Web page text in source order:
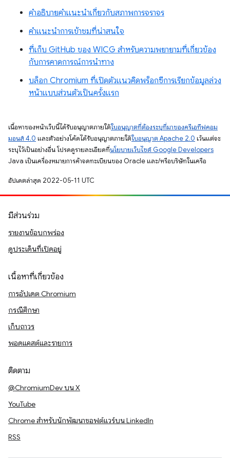
คำอธิบายคำแนะนำเกี่ยวกับสภาพการจราจร
คำแนะนำการเข้าชมที่น่าสนใจ
ที่เก็บ GitHub ของ WICG สำหรับความพยายามที่เกี่ยวข้อง
กับการคาดการณ์การนำทาง
บล็อก Chromium ที่เปิดตัวแนวคิดพร็อกซีการเรียกข้อมูลล่วง
หน้าแบบส่วนตัวเป็นครั้งแรก
เนื้อหาของหน้าเว็บนี้ได้รับอนุญาตภายใต้ใบอนุญาตที่ต้องระบุที่มาของครีเอทีฟคอม
มอนส์ 4.0 และตัวอย่างโค้ดได้รับอนุญาตภายใต้ใบอนุญาต Apache 2.0 เว้นแต่จะ
ระบุไว้เป็นอย่างอื่น โปรดดูรายละเอียดที่นโยบายเว็บไซต์ Google Developers
Java เป็นเครื่องหมายการค้าจดทะเบียนของ Oracle และ/หรือบริษัทในเครือ
อัปเดตล่าสุด 2022-05-11 UTC
มีส่วนร่วม
รายงานข้อบกพร่อง
ดูประเด็นที่เปิดอยู่
เนื้อหาที่เกี่ยวข้อง
การอัปเดต Chromium
กรณีศึกษา
เก็บถาวร
พอดแคสต์และรายการ
ติดตาม
@ChromiumDev บน X
YouTube
Chrome สำหรับนักพัฒนาซอฟต์แวร์บน LinkedIn
RSS